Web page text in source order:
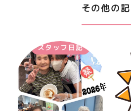
その他の
スタッフ日記